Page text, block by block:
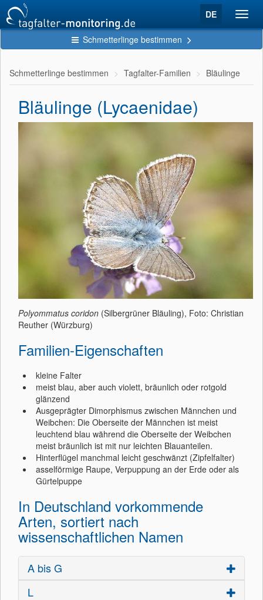
DE
Schmetterlinge bestimmen
Schmetterlinge bestimmen Tagfalter-Familien Bläulinge
Bläulinge (Lycaenidae)
Polyommatus coridon (Silbergrüner Bläuling), Foto: Christian
Reuther (Würzburg)
Familien-Eigenschaften
kleine Falter
meist blau, aber auch violett, bräunlich oder rotgold
glänzend
Ausgeprägter Dimorphismus zwischen Männchen und
Weibchen: Die Oberseite der Männchen ist meist
leuchtend blau während die Oberseite der Weibchen
meist bräunlich ist mit nur leichten Blauanteilen.
Hinterflügel manchmal leicht geschwänzt (Zipfelfalter)
asselförmige Raupe, Verpuppung an der Erde oder als
Gürtelpuppe
In Deutschland vorkommende
Arten, sortiert nach
wissenschaftlichen Namen
A bis G
L